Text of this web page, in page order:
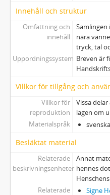
Innehåll och struktur
Omfattning och
innehåll
nära
tryck, tal
Uppordningssystem Breven är
Villkor för tillgång och
Villkor för
reproduktion
Vissa
lagen om
Materialspråk
svenska
Besläktat material
Relaterade
beskrivningsenheter
Annat
hennes
Relaterade
Signe